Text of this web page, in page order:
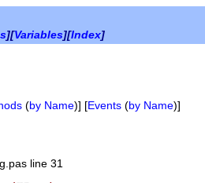
][Variables][Index]
(by Name)] [Events (by Name)]
line 31